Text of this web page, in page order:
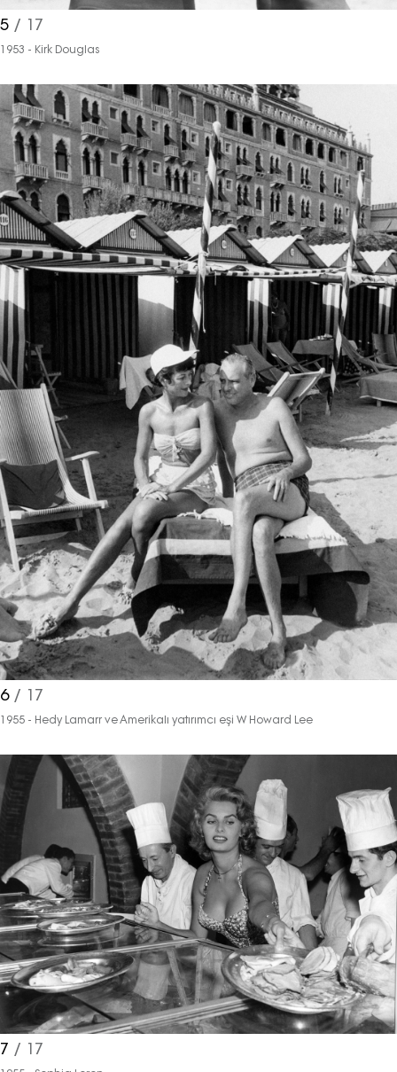
5 / 17
1953 - Kirk Douglas
6/ 17
1955 - Hedy Lamarr ve Amerikalı yatırımcı eşi W Howard Lee
7 / 17